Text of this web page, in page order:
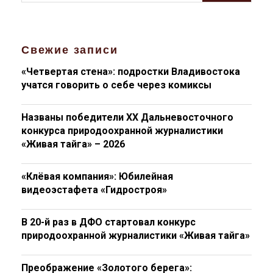
Свежие записи
«Четвертая стена»: подростки Владивостока
учатся говорить о себе через комиксы
Названы победители XX Дальневосточного
конкурса природоохранной журналистики
«Живая тайга» – 2026
«Клёвая компания»: Юбилейная
видеоэстафета «Гидростроя»
В 20-й раз в ДФО стартовал конкурс
природоохранной журналистики «Живая тайга»
Преображение «Золотого берега»: